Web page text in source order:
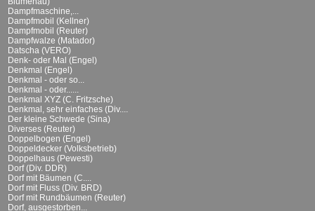
Dampfmaschine,...
Dampfmobil (Kellner)
Dampfmobil (Reuter)
Dampfwalze (Matador)
Datscha (VERO)
Denk- oder Mal (Engel)
Denkmal (Engel)
Denkmal - oder so...
Denkmal - oder......
Denkmal XYZ (C. Fritzsche)
Denkmal, sehr einfaches (Div....
Der kleine Schwede (Sina)
Diverses (Reuter)
Doppelbogen (Engel)
Doppeldecker (Volksbetrieb)
Doppelhaus (Pewesti)
Dorf (Div. DDR)
Dorf mit Bäumen (C....
Dorf mit Fluss (Div. BRD)
Dorf mit Rundbäumen (Reuter)
Dorf, ausgestorben...